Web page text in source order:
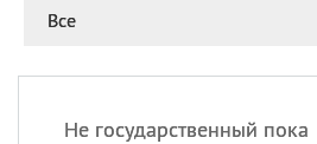
Все
Не государственный пока